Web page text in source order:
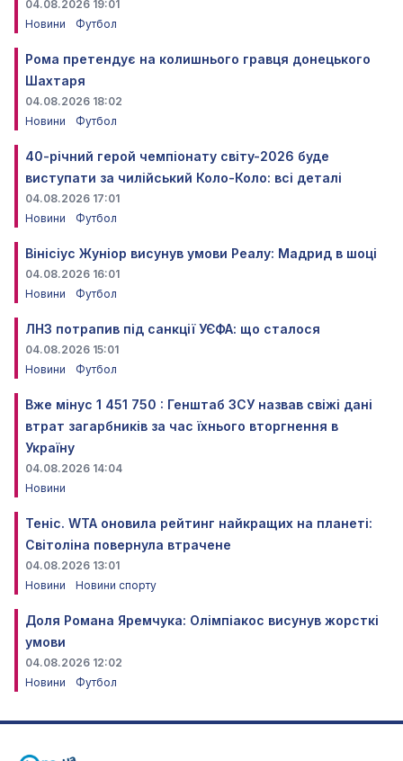
04.08.2026 19:01
Новини
Футбол
Рома претендує на колишнього гравця донецького
Шахтаря
04.08.2026 18:02
Новини
Футбол
40-річний герой чемпіонату світу-2026 буде
виступати за чилійський Коло-Коло: всі деталі
04.08.2026 17:01
Новини
Футбол
Вінісіус Жуніор висунув умови Реалу: Мадрид в шоці
04.08.2026 16:01
Новини
Футбол
ЛНЗ потрапив під санкції УЄФА: що сталося
04.08.2026 15:01
Новини
Футбол
Вже мінус 1 451 750 : Генштаб ЗСУ назвав свіжі дані
втрат загарбників за час їхнього вторгнення в
Україну
04.08.2026 14:04
Новини
Теніс. WTA оновила рейтинг найкращих на планеті:
Світоліна повернула втрачене
04.08.2026 13:01
Новини
Новини спорту
Доля Романа Яремчука: Олімпіакос висунув жорсткі
умови
04.08.2026 12:02
Новини
Футбол